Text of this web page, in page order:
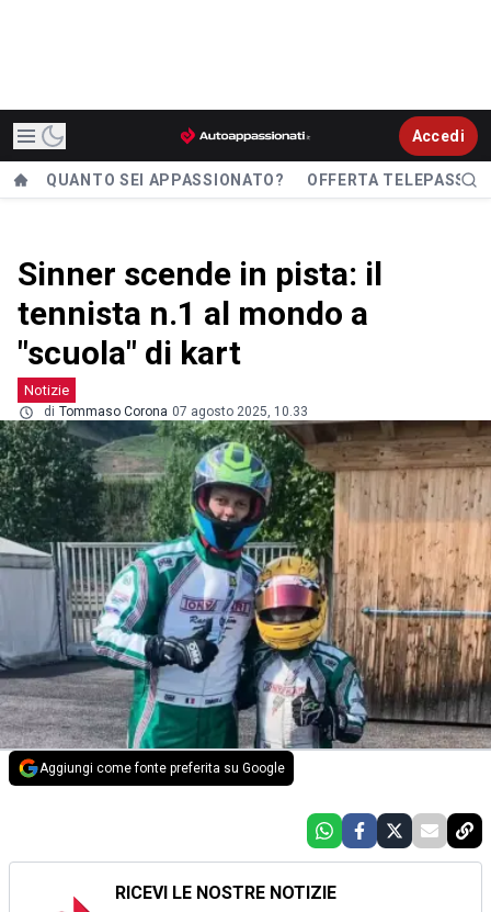
Accedi
QUANTO SEI APPASSIONATO? OFFERTA TELEPASS
Sinner scende in pista: il
tennista n.1 al mondo a
"scuola" di kart
Notizie
di Tommaso Corona 07 agosto 2025, 10.33
Aggiungi come fonte preferita su Google
RICEVI LE NOSTRE NOTIZIE